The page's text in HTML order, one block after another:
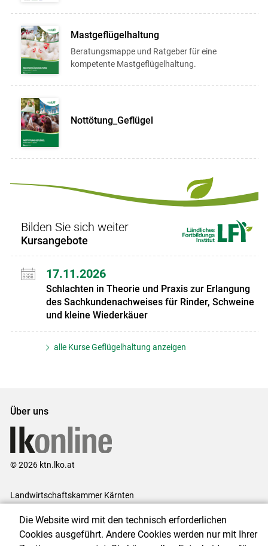
Mastgeflügelhaltung
Beratungsmappe und Ratgeber für eine
kompetente Mastgeflügelhaltung.
Nottötung_Geflügel
Bilden Sie sich weiter
Kursangebote
17.11.2026
Schlachten in Theorie und Praxis zur Erlangung
des Sachkundenachweises für Rinder, Schweine
und kleine Wiederkäuer
alle Kurse Geflügelhaltung anzeigen
Über uns
© 2026 ktn.lko.at
Landwirtschaftskammer Kärnten
Telefon: +43 (0) 463 5850
E-Mail:
office@lk-kaernten.at
Die Website wird mit den technisch erforderlichen
Cookies ausgeführt. Andere Cookies werden nur mit Ihrer